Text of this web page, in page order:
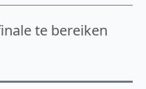
te bereiken